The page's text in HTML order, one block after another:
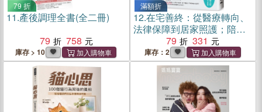
79 折
11.產後調理全書(全二冊)
79
758
庫存 > 10
滿額折
12.在宅善終：從醫療轉向、
法律保障到居家照護；陪你
看懂身體告別信號，第一本
不留遺憾的安心行動指南
79 331
庫存：2